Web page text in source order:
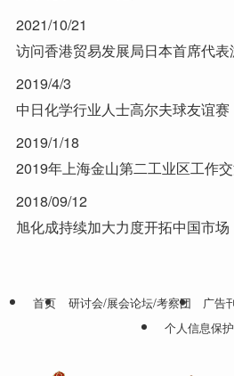
2021/10/21
访问香港贸易发展局日本首席代
2019/4/3
中日化学行业人士高尔夫球友谊赛
2019/1/18
2019年上海金山第二工业区工作
2018/09/12
旭化成持续加大力度开拓中国市场
首页 研讨会/展会论坛/考察团 广告
个人信息保护